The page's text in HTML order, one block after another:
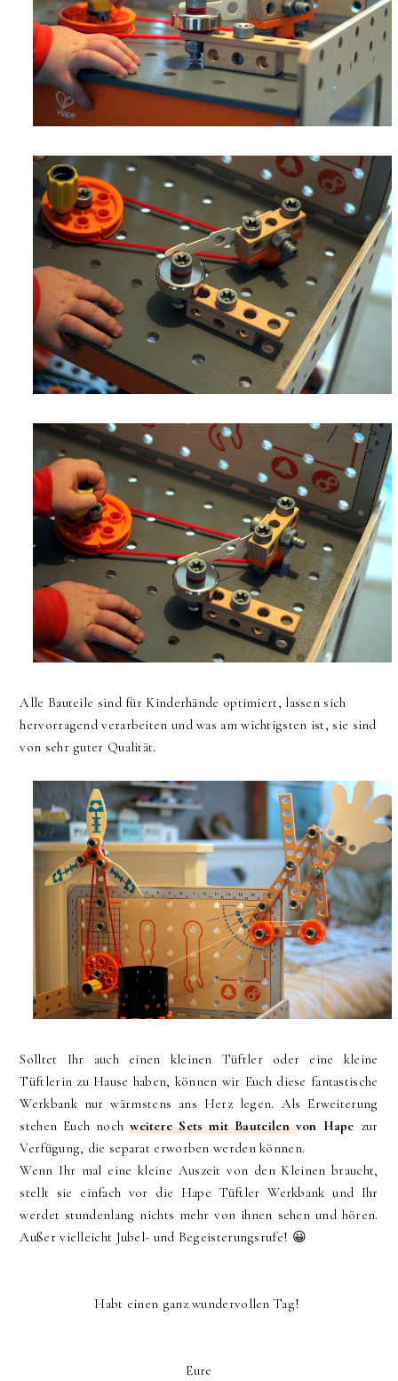
Alle Bauteile sind für Kinderhände optimiert, lassen sich
hervorragend verarbeiten und was am wichtigsten ist, sie sind
von sehr guter Qualität.
Solltet Ihr auch einen kleinen Tüftler oder eine kleine
Tüftlerin zu Hause haben, können wir Euch diese fantastische
Werkbank nur wärmstens ans Herz legen. Als Erweiterung
stehen Euch nochweitere Sets mit Bauteilenvon Hape zur
Verfügung, die separat erworben werden können.
Wenn Ihr mal eine kleine Auszeit von den Kleinen braucht,
stellt sie einfach vor die Hape Tüftler Werkbank und Ihr
werdet stundenlang nichts mehr von ihnen sehen und hören.
Außer vielleicht Jubel- und Begeisterungsrufe! 😀
Habt einen ganz wundervollen Tag!
Eure